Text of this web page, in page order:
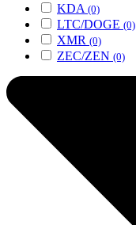
KDA (0)
LTC/DOGE (0)
XMR (0)
ZEC/ZEN (0)